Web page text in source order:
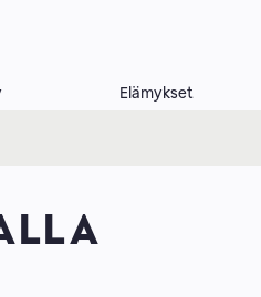
Elämykset